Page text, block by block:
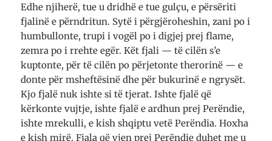
Edhe njiherë, tue u dridhë e tue gulçu, e përsëriti
fjalinë e përndritun. Sytë i përgjëroheshin, zani po i
humbullonte, trupi i vogël po i digjej prej flame,
zemra po i rrehte egër. Kët fjali — të cilën s’e
kuptonte, për të cilën po përjetonte therorinë — e
donte për msheftësinë dhe për bukurinë e ngrysët.
Kjo fjalë nuk ishte si të tjerat. Ishte fjalë që
kërkonte vujtje, ishte fjalë e ardhun prej Perëndie,
ishte mrekulli, e kish shqiptu vetë Perëndia. Hoxha
e kish mirë. Fjala që vjen prej Perëndie duhet me u